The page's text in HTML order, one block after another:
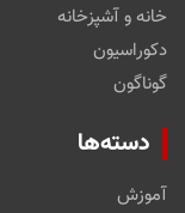
خانه و آشپزخانه
دکوراسیون
گوناگون
دسته‌ها
آموزش